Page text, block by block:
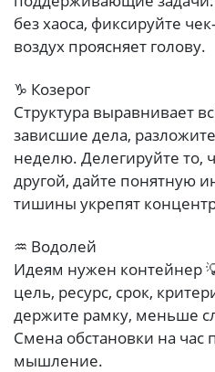
без хаоса, фиксируйте
воздух проясняет голову.
♑ Козерог
Структура выравнивает
зависшие дела,
неделю. Делегируйте то,
другой, дайте понятную
тишины укрепят
♒ Водолей
Идеям нужен контейнер
цель, ресурс, срок,
держите рамку, меньше
Смена обстановки на час
мышление.